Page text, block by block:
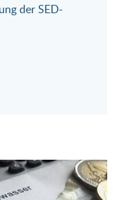
der SED-